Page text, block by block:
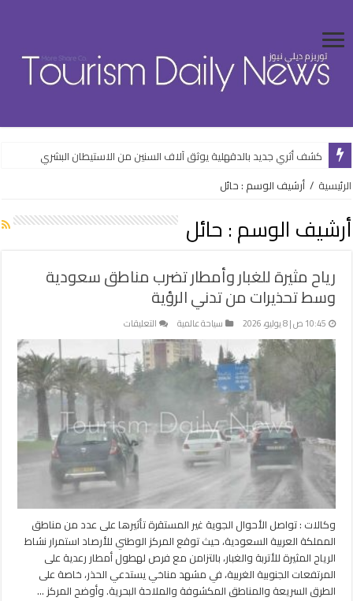
كشف أثري جديد بالدقهلية يوثق آلاف السنين من الاستيطان البشري
وزارة الإسكان تواصل طرح فرص استثمارية متنوعة من خلال المنصات الرقمية
الرئيسية / أرشيف الوسم : حائل
أرشيف الوسم : حائل
رياح مثيرة للغبار وأمطار تضرب مناطق سعودية
وسط تحذيرات من تدني الرؤية
10:45 ص | 8 يوليو، 2026 سياحة عالمية التعليقات
رياح
مثيرة
للغبار
وأمطار
تضرب
مناطق
سعودية
وسط
تحذيرات
من
الرؤية
مغلقة
وكالات : تواصل الأحوال الجوية غير المستقرة تأثيرها على عدد من مناطق
المملكة العربية السعودية، حيث توقع المركز الوطني للأرصاد استمرار نشاط
الرياح المثيرة للأتربة والغبار، بالتزامن مع فرص لهطول أمطار رعدية على
المرتفعات الجنوبية الغربية، في مشهد مناخي يستدعي الحذر، خاصة على
الطرق السريعة والمناطق المكشوفة والملاحة البحرية. وأوضح المركز …